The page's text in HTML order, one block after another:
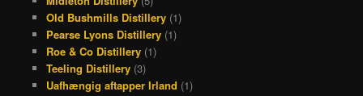
Old Bushmills Distillery(1)
Pearse Lyons Distillery(1)
Roe & Co Distillery(1)
Teeling Distillery(3)
Uafhængig aftapper Irland (1)